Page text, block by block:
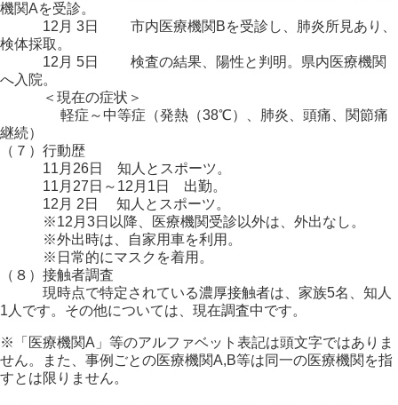
機関Aを受診。
12月 3日 市内医療機関Bを受診し、肺炎所見あり、
検体採取。
12月 5日 検査の結果、陽性と判明。県内医療機関
へ入院。
＜現在の症状＞
軽症～中等症（発熱（38℃）、肺炎、頭痛、関節痛
継続）
（７）行動歴
11月26日 知人とスポーツ。
11月27日～12月1日 出勤。
12月 2日 知人とスポーツ。
※12月3日以降、医療機関受診以外は、外出なし。
※外出時は、自家用車を利用。
※日常的にマスクを着用。
（８）接触者調査
現時点で特定されている濃厚接触者は、家族5名、知人
1人です。その他については、現在調査中です。
※「医療機関A」等のアルファベット表記は頭文字ではありま
せん。また、事例ごとの医療機関A,B等は同一の医療機関を指
すとは限りません。